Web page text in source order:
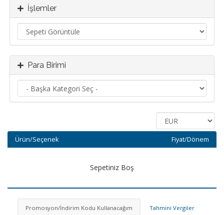
İşlemler
Para Birimi
Ürün/Seçenek Fiyat/Dönem
Sepetiniz Boş
Promosyon/İndirim Kodu Kullanacağım Tahmini Vergiler